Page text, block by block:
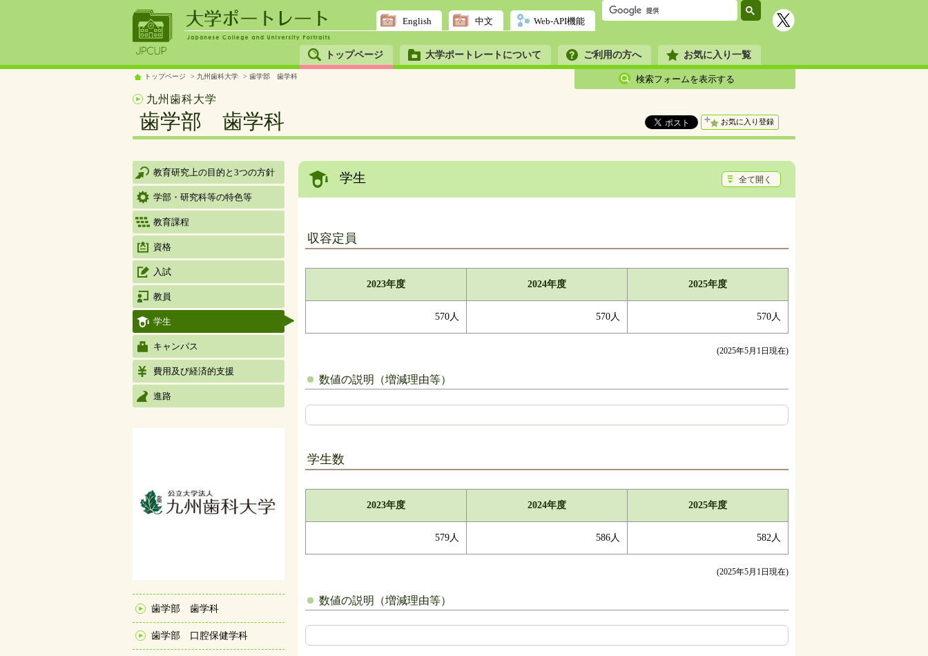
English 中文 Web-API機能
トップページ 大学ポートレートについて ご利用の方へ お気に入り一覧
トップページ 九州歯科大学 歯学部 歯学科 検索フォームを表示する
九州歯科大学
歯学部 歯学科 お気に入り登録
教育研究上の目的と3つの方針
学部・研究科等の特色等
教育課程
資格
入試
教員
学生
キャンパス
費用及び経済的支援
進路
歯学部 歯学科
歯学部 口腔保健学科
学生 全て開く
収容定員
2023年度 2024年度 2025年度
570人 570人 570人
(2025年5月1日現在)
数値の説明（増減理由等）
学生数
2023年度 2024年度 2025年度
579人 586人 582人
(2025年5月1日現在)
数値の説明（増減理由等）